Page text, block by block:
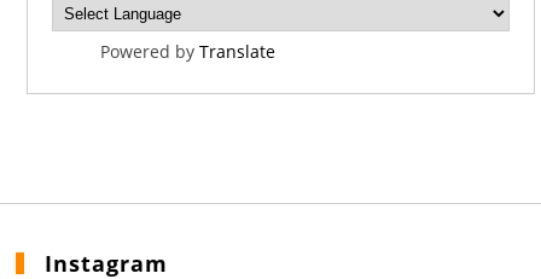
Powered by Translate
Instagram